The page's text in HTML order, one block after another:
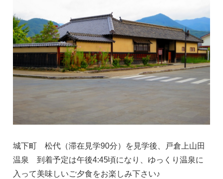
城下町 松代（滞在見学90分）を見学後、戸倉上山田
温泉 到着予定は午後4:45頃になり、ゆっくり温泉に
入って美味しいご夕食をお楽しみ下さい♪